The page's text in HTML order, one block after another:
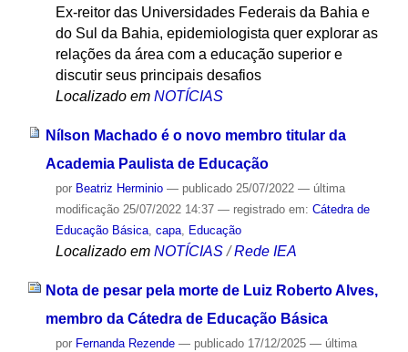
Ex-reitor das Universidades Federais da Bahia e
do Sul da Bahia, epidemiologista quer explorar as
relações da área com a educação superior e
discutir seus principais desafios
Localizado em NOTÍCIAS
Nílson Machado é o novo membro titular da
Academia Paulista de Educação
por Beatriz Herminio — publicado25/07/2022 — última
modificação25/07/2022 14:37 — registrado em: Cátedra de
Educação Básica, capa, Educação
Localizado em NOTÍCIAS /Rede IEA
Nota de pesar pela morte de Luiz Roberto Alves,
membro da Cátedra de Educação Básica
por Fernanda Rezende — publicado17/12/2025 — última